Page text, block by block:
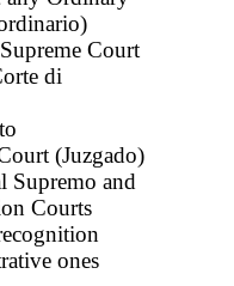
Court
di
(Juzgado)
Supremo and
Courts
ones